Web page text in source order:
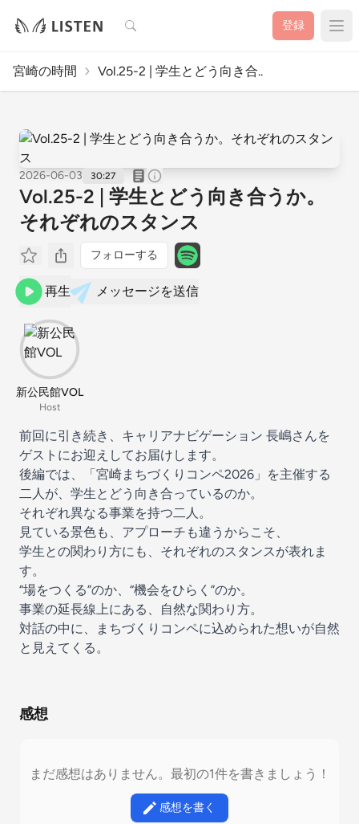
検索 登録
宮崎の時間 Vol.25-2 | 学生とどう向き合..
2026-06-03 30:27
Vol.25-2 | 学生とどう向き合うか。
それぞれのスタンス
フォローする
再生 メッセージを送信
新公民館VOL
Host
前回に引き続き、キャリアナビゲーション 長嶋さんを
ゲストにお迎えしてお届けします。
後編では、「宮崎まちづくりコンペ2026」を主催する
二人が、学生とどう向き合っているのか。
それぞれ異なる事業を持つ二人。
見ている景色も、アプローチも違うからこそ、
学生との関わり方にも、それぞれのスタンスが表れま
す。
“場をつくる”のか、“機会をひらく”のか。
事業の延長線上にある、自然な関わり方。
対話の中に、まちづくりコンペに込められた想いが自然
と見えてくる。
感想
まだ感想はありません。最初の1件を書きましょう！
感想を書く